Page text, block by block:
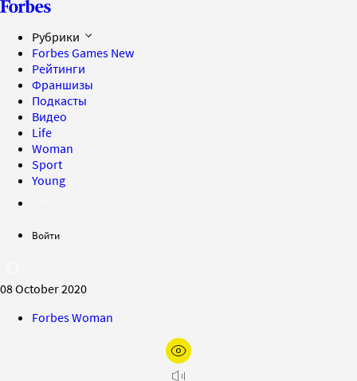
Рубрики
Forbes Games New
Рейтинги
Франшизы
Подкасты
Видео
Life
Woman
Sport
Young
Войти
08 October 2020
Forbes Woman